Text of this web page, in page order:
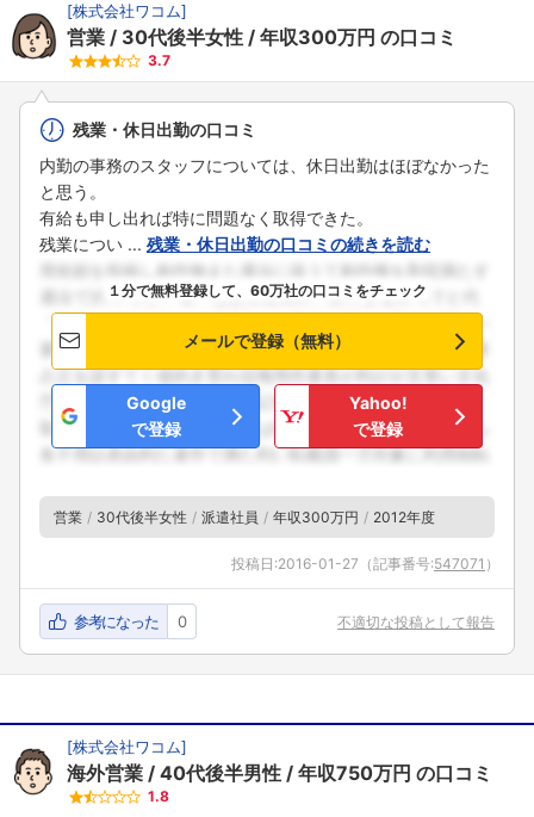
[株式会社ワコム]
営業 30代後半女性 年収300万円 の口コミ
3.7
残業・休日出勤の口コミ
内勤の事務のスタッフについては、休日出勤はほぼなかった
と思う。
有給も申し出れば特に問題なく取得できた。
残業につい ... 残業・休日出勤の口コミの続きを読む
１分で無料登録して、60万社の口コミをチェック
メールで登録（無料）
Google
で登録
Yahoo!
で登録
営業 30代後半女性 派遣社員 年収300万円 2012年度
投稿日:2016-01-27 （記事番号:547071 ）
参考になった 0 不適切な投稿として報告
[株式会社ワコム]
海外営業 40代後半男性 年収750万円 の口コミ
1.8